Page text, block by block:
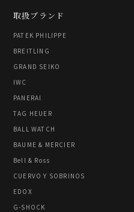
取扱ブランド
PATEK PHILIPPE
BREITLING
GRAND SEIKO
IWC
PANERAI
TAG HEUER
BALL WATCH
BAUME & MERCIER
Bell & Ross
CUERVO Y SOBRINOS
EDOX
G-SHOCK